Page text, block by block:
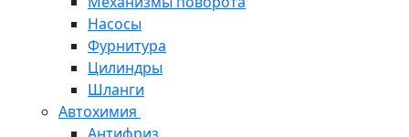
Насосы
Фурнитура
Цилиндры
Шланги
Автохимия